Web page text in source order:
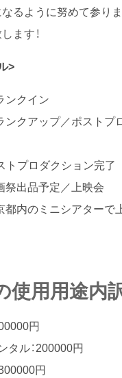
るように努めて参り
ます！
>
クイン
クアップ／ポストプ
プロダクション完了
出品予定／上映会
内のミニシアターで
使用用途内
円
タル：200000円
円